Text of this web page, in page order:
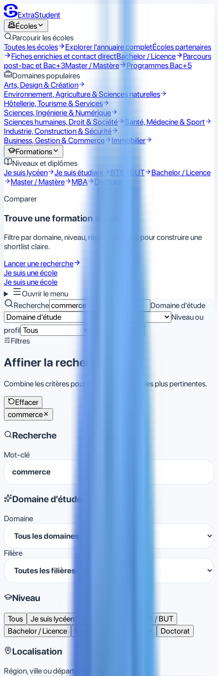
ExtraStudent
Écoles
Parcourir les écoles
Toutes les écoles
Explorer l'annuaire completÉcoles partenaires
Fiches enrichies et contact directBachelor / Licence
Parcours
post-bac et Bac+3Master / Mastère
Programmes Bac+5
Domaines populaires
Arts, Design & Création
Environnement, Agriculture & Sciences naturelles
Hôtellerie, Tourisme & Services
Sciences, Ingénierie & Numérique
Sciences humaines, Droit & Société
Santé, Médecine & Sport
Industrie, Construction & Sécurité
Business, Gestion & Commerce
Immobilier
Formations
Niveaux et diplômes
Je suis lycéen
Je suis étudiant BTS / BUT
Bachelor / Licence
Master / Mastère
MBA
Doctorat
Comparer
Trouve une formation adaptée
Filtre par domaine, niveau, région et écoles pour construire une
shortlist claire.
Lancer une recherche
Je suis une école
Je suis une école
Ouvrir le menu
Recherche
Domaine d'étude
Niveau ou
profil
Filtres
Affiner la recherche
Combine les critères pour trouver les écoles les plus pertinentes.
Effacer
commerce
Recherche
Mot-clé
Domaine d'étude
Domaine
Filière
Niveau
Tous Je suis lycéen
BTS / BUT
Bachelor / Licence
Doctorat
Localisation
Région, ville ou département